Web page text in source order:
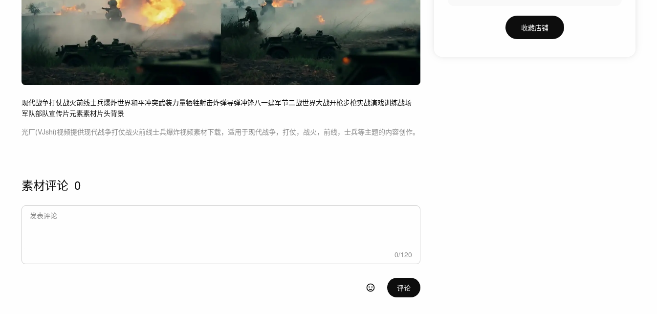
现代战争打仗战火前线士兵爆炸世界和平冲突武装力量牺牲射击炸弹导弹冲锋八一建军节二战世界大战开枪步枪实战演戏训练战场
军队部队宣传片元素素材片头背景
光厂(VJshi)视频提供现代战争打仗战火前线士兵爆炸视频素材下载，适用于现代战争，打仗，战火，前线，士兵等主题的内容创作。
素材评论 0
0/120
评论
收藏店铺